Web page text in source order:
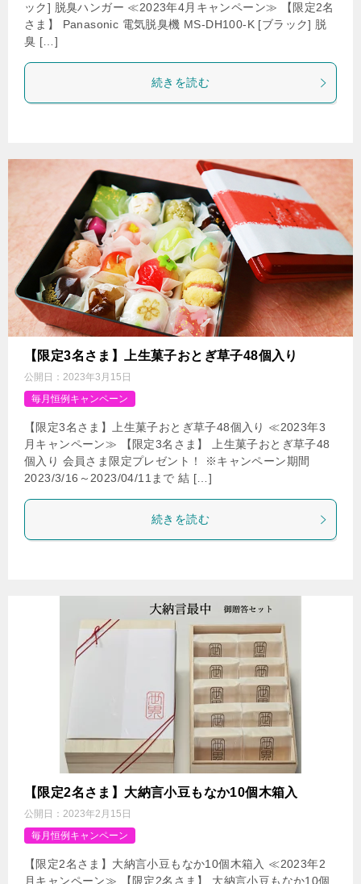
ック] 脱臭ハンガー ≪2023年4月キャンペーン≫ 【限定2名
さま】 Panasonic 電気脱臭機 MS-DH100-K [ブラック] 脱
臭 […]
続きを読む
【限定3名さま】上生菓子おとぎ草子48個入り
公開日： 2023年3月15日
毎月恒例キャンペーン
【限定3名さま】上生菓子おとぎ草子48個入り ≪2023年3
月キャンペーン≫ 【限定3名さま】 上生菓子おとぎ草子48
個入り 会員さま限定プレゼント！ ※キャンペーン期間
2023/3/16～2023/04/11まで 結 […]
続きを読む
【限定2名さま】大納言小豆もなか10個木箱入
公開日： 2023年2月15日
毎月恒例キャンペーン
【限定2名さま】大納言小豆もなか10個木箱入 ≪2023年2
月キャンペーン≫ 【限定2名さま】 大納言小豆もなか10個